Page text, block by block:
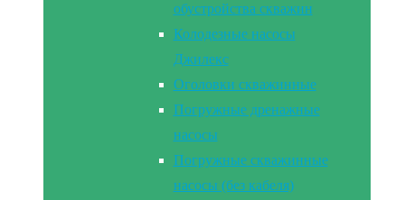
обустройства скважин
Колодезные насосы
Джилекс
Оголовки скважинные
Погружные дренажные
насосы
Погружные скважинные
насосы (без кабеля)